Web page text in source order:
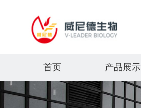
首页 产品展示